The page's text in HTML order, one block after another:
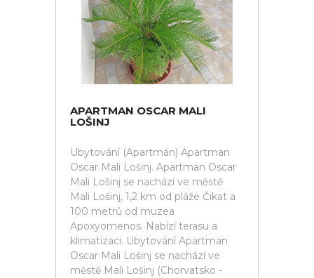
APARTMAN OSCAR MALI
LOŠINJ
Ubytování (Apartmán) Apartman
Oscar Mali Lošinj. Apartman Oscar
Mali Lošinj se nachází ve městě
Mali Lošinj, 1,2 km od pláže Čikat a
100 metrů od muzea
Apoxyomenos. Nabízí terasu a
klimatizaci. Ubytování Apartman
Oscar Mali Lošinj se nachází ve
městě Mali Lošinj (Chorvatsko -